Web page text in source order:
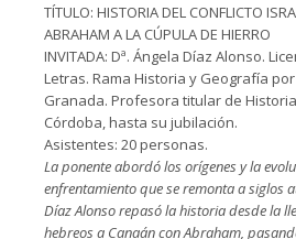
TÍTULO: HISTORIA DEL CONFLICTO
ABRAHAM A LA CÚPULA DE HIERRO
INVITADA: Dª. Ángela Díaz Alonso.
Letras. Rama Historia y Geografía
Granada. Profesora titular de
Córdoba, hasta su jubilación.
Asistentes: 20 personas.
La ponente abordó los orígenes y la
enfrentamiento que se remonta a siglos
Díaz Alonso repasó la historia desde la
hebreos a Canaán con Abraham,